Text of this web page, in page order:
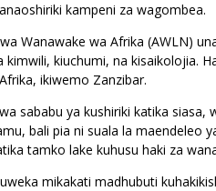
kampeni za wagombea.
Wanawake wa Afrika (AWLN)
kimwili, kiuchumi, na kisaikolojia.
ikiwemo Zanzibar.
sababu ya kushiriki katika
bali pia ni suala la maendeleo
tamko lake kuhusu haki za
mikakati madhubuti